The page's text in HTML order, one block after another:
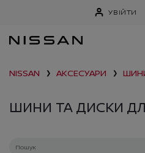
УВІЙТИ
NISSAN ❯ АКСЕСУАРИ ❯
ШИНИ ТА ДИСКИ